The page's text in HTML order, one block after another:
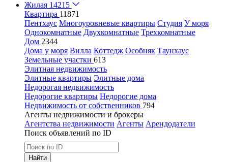
Жилая 14215
Квартира 11871
Пентхаус Многоуровневые квартиры Студия У моря
Однокомнатные Двухкомнатные Трехкомнатные
Дом 2344
Дома у моря Вилла Коттедж Особняк Таунхаус
Земельные участки 613
Элитная недвижимость
Элитные квартиры Элитные дома
Недорогая недвижимость
Недорогие квартиры Недорогие дома
Недвижимость от собственников 794
Агенты недвижимости и брокеры
Агентства недвижимости Агенты Арендодатели
Поиск объявлений по ID
Найти